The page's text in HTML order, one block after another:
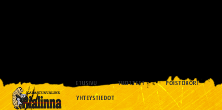
ETUSIVU TUOTTEET
POISTOKORI
YHTEYSTIEDOT